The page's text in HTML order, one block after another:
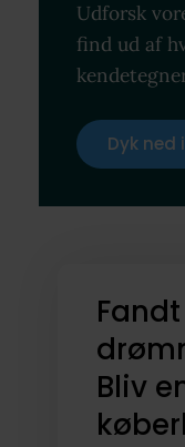
Udforsk
find ud af
Dyk ned
Bliv